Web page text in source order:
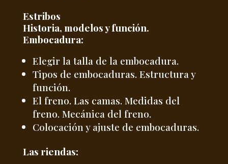
Estribos
Historia, modelos y función.
Embocadura:
Elegir la talla de la embocadura.
Tipos de embocaduras. Estructura y
función.
El freno. Las camas. Medidas del
freno. Mecánica del freno.
Colocación y ajuste de embocaduras.
Las riendas: